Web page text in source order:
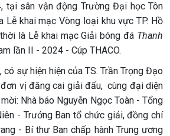
tại sân vận động Trường Đại học Tôn
Lễ khai mạc Vòng loại khu vực TP. Hồ
là Lễ khai mạc Giải bóng đá Thanh
lần II - 2024 - Cúp THACO.
có sự hiện hiện của TS. Trần Trọng Đạo
vị đăng cai giải đấu, cùng đại diện
Nhà báo Nguyễn Ngọc Toàn - Tổng
- Trưởng Ban tổ chức giải, đồng chí
- Bí thư Ban chấp hành Trung ương